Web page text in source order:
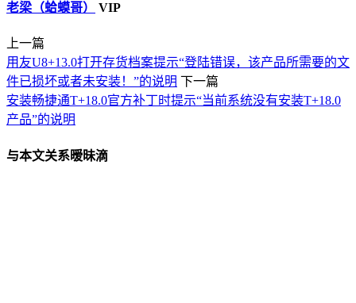
老梁（蛤蟆哥） VIP
上一篇
用友U8+13.0打开存货档案提示“登陆错误，该产品所需要的文
件已损坏或者未安装！”的说明 下一篇
安装畅捷通T+18.0官方补丁时提示“当前系统没有安装T+18.0
产品”的说明
与本文关系暧昧滴